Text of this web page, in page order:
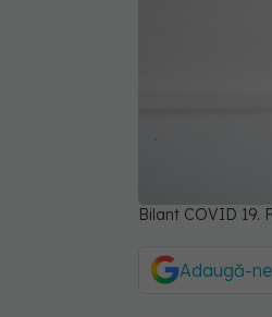
Bilant COVID 19.
Adaugă-